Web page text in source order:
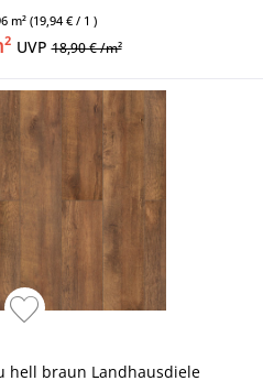
m²(19,94 € / 1 )
UVP18,90 € /m²
hell braun Landhausdiele